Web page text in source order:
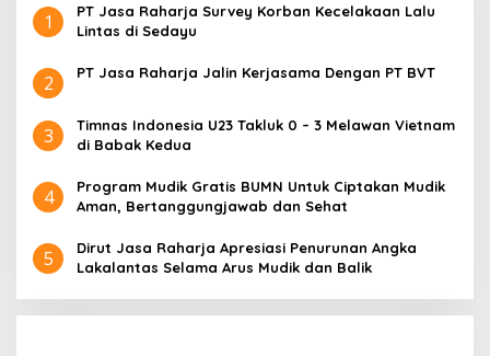
1
PT Jasa Raharja Survey Korban Kecelakaan Lalu
Lintas di Sedayu
2 PT Jasa Raharja Jalin Kerjasama Dengan PT BVT
3
Timnas Indonesia U23 Takluk 0 – 3 Melawan Vietnam
di Babak Kedua
4
Program Mudik Gratis BUMN Untuk Ciptakan Mudik
Aman, Bertanggungjawab dan Sehat
5
Dirut Jasa Raharja Apresiasi Penurunan Angka
Lakalantas Selama Arus Mudik dan Balik